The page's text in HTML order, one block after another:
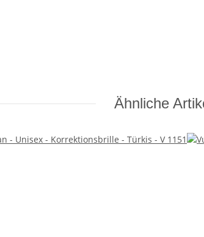
Ähnliche